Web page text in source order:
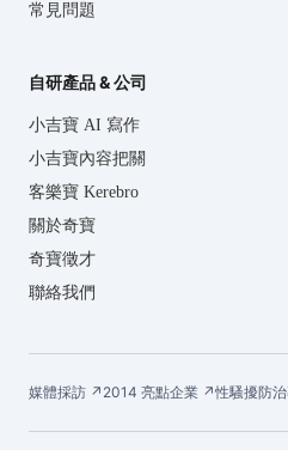
常見問題
自研產品 & 公司
小吉寶 AI 寫作
小吉寶內容把關
客樂寶 Kerebro
關於奇寶
奇寶徵才
聯絡我們
媒體採訪 ↗ 2014 亮點企業 ↗性騷擾防